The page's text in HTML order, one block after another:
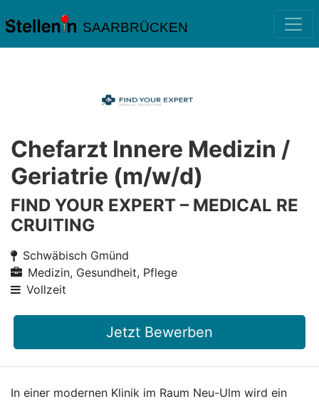
SAARBRÜCKEN
Chefarzt Innere Medizin /
Geriatrie (m/w/d)
FIND YOUR EXPERT – MEDICAL RE
CRUITING
Schwäbisch Gmünd
Medizin, Gesundheit, Pflege
Vollzeit
Jetzt Bewerben
In einer modernen Klinik im Raum Neu-Ulm wird ein